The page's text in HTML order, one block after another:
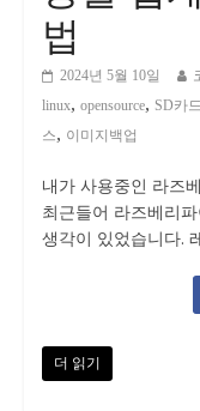
법
2024년 5월 10일
linux, opensource, SD카드
스, 이미지백업
내가 사용중인 라즈
최근들어 라즈베리
생각이 있었습니다.
더 읽기